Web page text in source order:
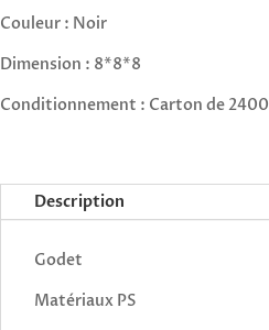
Couleur : Noir
Dimension : 8*8*8
Conditionnement : Carton de 2400
Description
Godet
Matériaux PS